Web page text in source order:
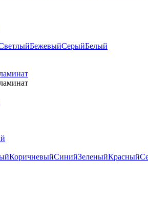
БежевыйСерыйБелый
КоричневыйСинийЗеленыйКрасный